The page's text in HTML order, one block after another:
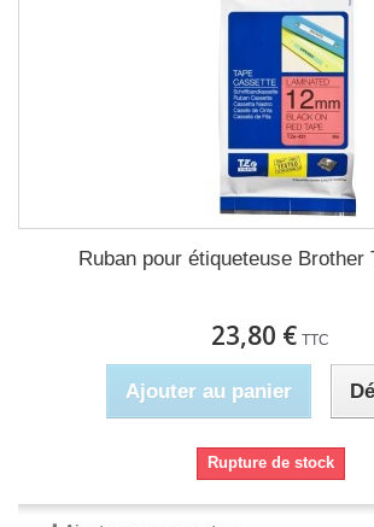
Ruban pour étiqueteuse Brother
23,80 € TTC
Ajouter au panier
Rupture de stock